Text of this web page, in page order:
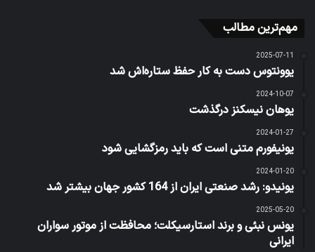
مهم‌ترین مطالب
2025-07-11
یوونتوس دست به کار حفظ ستاره‌اش شد
2024-10-07
یوهان نیسکنز درگذشت
2024-01-27
یونیفورم متنی است که باید رمزگشایی شود
2024-01-20
یونیدو: رشد صنعتی ایران از 164 کشور جهان بیشتر شد
2025-05-20
یونس نبئی و برند استارسیکلت؛ محافظت از موتور سواران
ایرانی